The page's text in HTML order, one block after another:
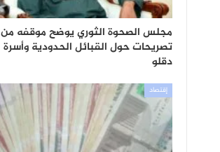
مجلس الصحوة الثوري يوضح موقفه من
تصريحات حول القبائل الحدودية وأسرة
دقلو
إقتصاد